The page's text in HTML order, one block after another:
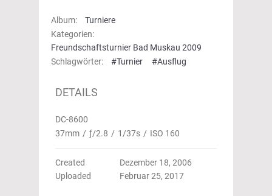
Album:
Turniere
Kategorien:
Freundschaftsturnier Bad Muskau 2009
Schlagwörter:
#Turnier #Ausflug
DETAILS
DC-8600
37mm / ƒ/2.8 / 1/37s / ISO 160
Created
Dezember 18, 2006
Uploaded
Februar 25, 2017